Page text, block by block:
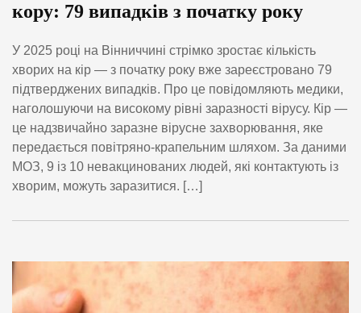
кору: 79 випадків з початку року
У 2025 році на Вінниччині стрімко зростає кількість
хворих на кір — з початку року вже зареєстровано 79
підтверджених випадків. Про це повідомляють медики,
наголошуючи на високому рівні заразності вірусу. Кір —
це надзвичайно заразне вірусне захворювання, яке
передається повітряно-крапельним шляхом. За даними
МОЗ, 9 із 10 невакцинованих людей, які контактують із
хворим, можуть заразитися. […]